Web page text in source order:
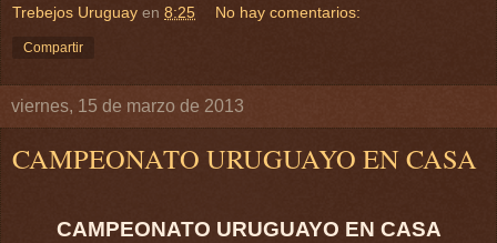
Trebejos Uruguay en 8:25 No hay comentarios:
Compartir
viernes, 15 de marzo de 2013
CAMPEONATO URUGUAYO EN CASA
CAMPEONATO URUGUAYO EN CASA